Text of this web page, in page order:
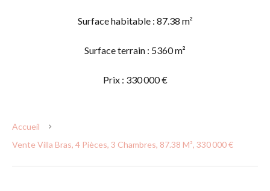
Surface habitable : 87.38 m²
Surface terrain : 5360 m²
Prix : 330 000 €
Accueil
Vente Villa Bras, 4 Pièces, 3 Chambres, 87.38 M², 330 000 €